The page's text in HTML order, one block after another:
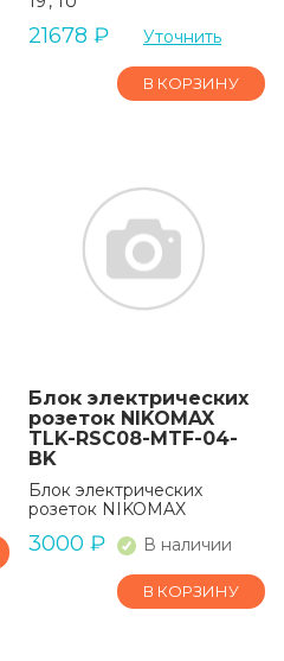
21678 ₽ Уточнить
В КОРЗИНУ
Блок электрических
розеток NIKOMAX
TLK-RSC08-MTF-04-
BK
Блок электрических
розеток NIKOMAX
3000 ₽ В наличии
В КОРЗИНУ